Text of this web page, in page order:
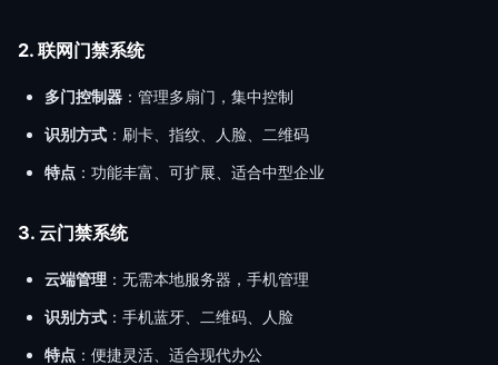
2. 联网门禁系统
多门控制器 ：管理多扇门，集中控制
识别方式 ：刷卡、指纹、人脸、二维码
特点 ：功能丰富、可扩展、适合中型企业
3. 云门禁系统
云端管理 ：无需本地服务器，手机管理
识别方式 ：手机蓝牙、二维码、人脸
特点 ：便捷灵活、适合现代办公